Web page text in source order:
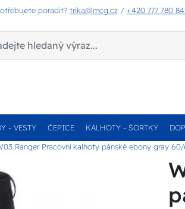
poradit? trika@mcg.cz / +420 777 780
- VESTY ČEPICE KALHOTY - ŠORTKY
Ranger Pracovní kalhoty pánské ebony gray